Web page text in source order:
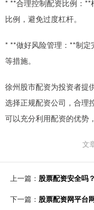
* **合理控制配资比例：
比例，避免过度杠杆。
* **做好风险管理：**制
等措施。
徐州股市配资为投资者提
选择正规配资公司，合理
可以充分利用配资的优势
文
上一篇： 股票配资安全吗
下一篇： 股票配资网平台